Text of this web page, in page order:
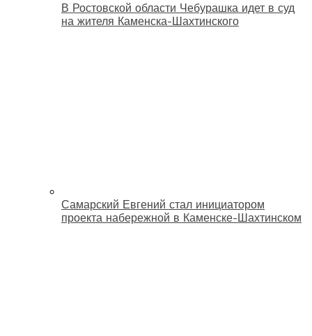
В Ростовской области Чебурашка идет в суд
на жителя Каменска-Шахтинского
Самарский Евгений стал инициатором
проекта набережной в Каменске-Шахтинском